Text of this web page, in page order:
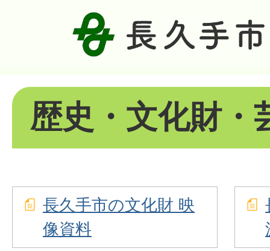
歴史・文化財・
長久手市の文化財 映
像資料